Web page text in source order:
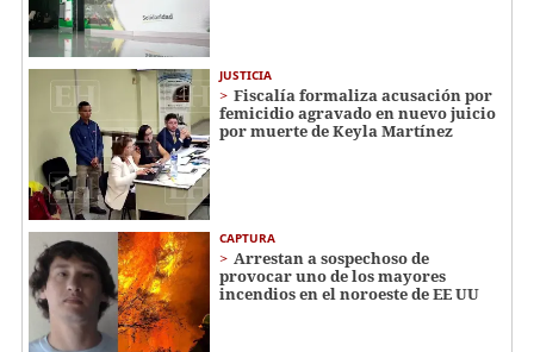
JUSTICIA
Fiscalía formaliza acusación por
femicidio agravado en nuevo juicio
por muerte de Keyla Martínez
CAPTURA
Arrestan a sospechoso de
provocar uno de los mayores
incendios en el noroeste de EE UU